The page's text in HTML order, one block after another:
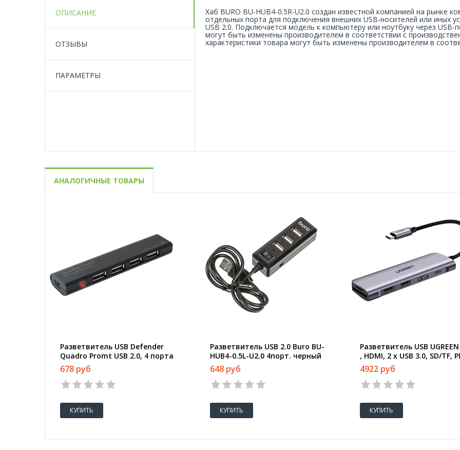
ОПИСАНИЕ
ОТЗЫВЫ
ПАРАМЕТРЫ
Хаб BURO BU-HUB4-0.5R-U2.0 создан известной компанией на рынке
отдельных порта для подключения внешних USB-носителей или иных
USB 2.0. Подключается модель к компьютеру или ноутбуку через
могут быть изменены производителем в соответствии с
характеристики товара могут быть изменены производителем в
АНАЛОГИЧНЫЕ ТОВАРЫ
Разветвитель USB Defender
Quadro Promt USB 2.0, 4 порта
678 руб
КУПИТЬ
Разветвитель USB 2.0 Buro BU-
HUB4-0.5L-U2.0 4порт. черный
648 руб
КУПИТЬ
Разветвитель USB
, HDMI, 2 x USB 3.0, SD/TF,
(70411)
4922 руб
КУПИТЬ